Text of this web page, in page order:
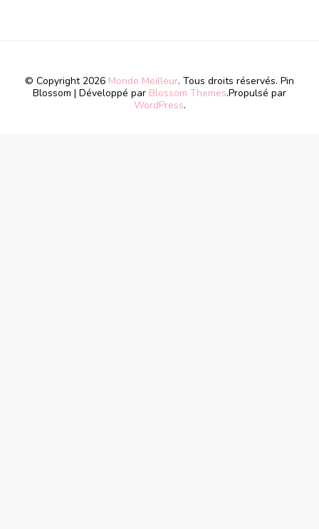
© Copyright 2026 Monde Meilleur. Tous droits réservés. Pin
Blossom | Développé par Blossom Themes.Propulsé par
WordPress.